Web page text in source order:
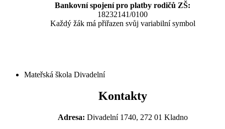
Bankovní spojení pro platby rodičů ZŠ:
18232141/0100
Každý žák má přiřazen svůj variabilní symbol
Mateřská škola Divadelní
Kontakty
Adresa: Divadelní 1740, 272 01 Kladno